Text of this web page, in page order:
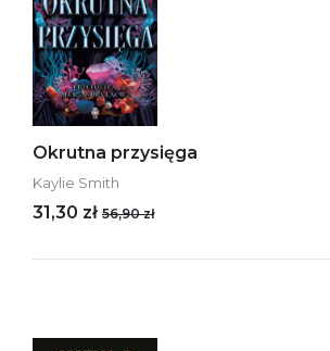
Okrutna przysięga
Kaylie Smith
31,30 zł 56,90 zł